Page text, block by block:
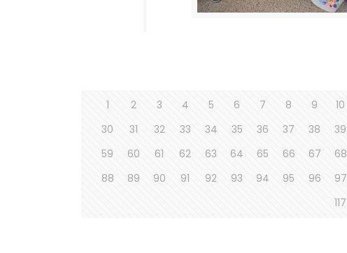
1 2 3 4 5 6 7 8 9 10
30
31 32 33 34 35 36 37 38 39
59
60 61 62 63 64 65 66 67 68
88
89 90 91 92 93 94 95 96 97
117